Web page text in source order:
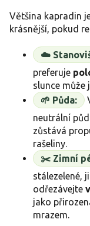
Většina kapradin
krásnější, pokud
☁️
preferuje
slunce může
🌱 Půda:
neutrální
zůstává
rašeliny.
✂️ Zimní
stálezelené,
odřezávejte
jako
mrazem.